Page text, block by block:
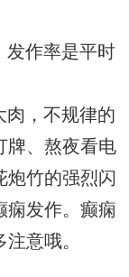
发作率是平时
肉，不规律的
牌、熬夜看电
炮竹的强烈闪
痫发作。癫痫
意哦。